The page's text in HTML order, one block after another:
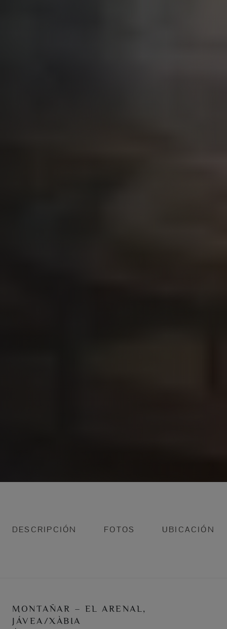
DESCRIPCIÓN FOTOS UBICACIÓN
MONTAÑAR – EL ARENAL,
JÁVEA/XÀBIA